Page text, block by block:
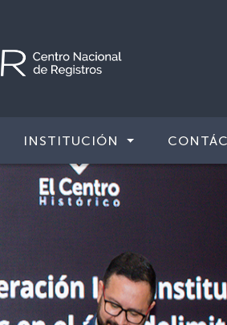
INSTITUCIÓN